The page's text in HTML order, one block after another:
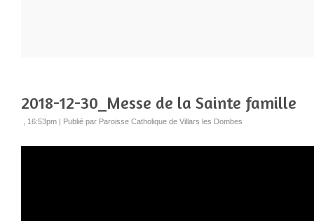
2018-12-30_Messe de la Sainte famille
, 16:53pm | Publié par Paroisse Catholique de Villars les Dombes